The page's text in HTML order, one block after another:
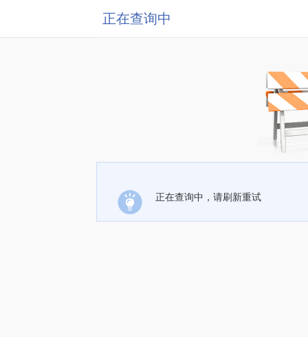
正在查询中
正在查询中，请刷新重试